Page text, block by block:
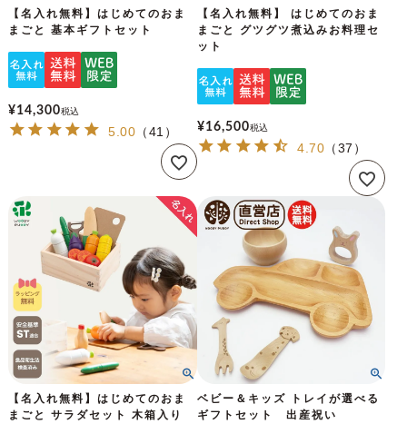
【名入れ無料】はじめてのおま
まごと 基本ギフトセット
¥14,300税込
5.00 （41 ）
【名入れ無料】 はじめてのおま
まごと グツグツ煮込みお料理セ
ット
¥16,500税込
4.70 （37 ）
【名入れ無料】はじめてのおま
まごと サラダセット 木箱入り
ベビー＆キッズ トレイが選べる
ギフトセット 出産祝い